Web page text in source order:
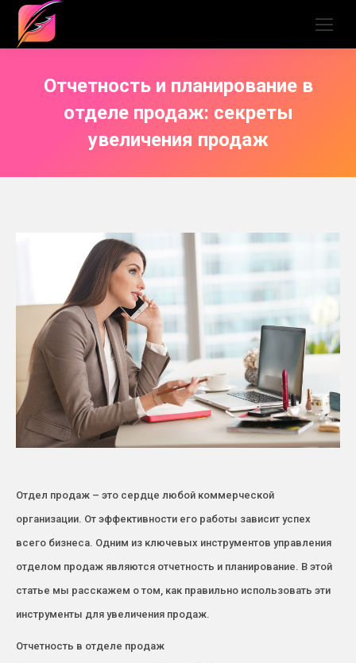
Отчетность и планирование в
отделе продаж: секреты
увеличения продаж
Отдел продаж – это сердце любой коммерческой
организации. От эффективности его работы зависит успех
всего бизнеса. Одним из ключевых инструментов управления
отделом продаж являются отчетность и планирование. В этой
статье мы расскажем о том, как правильно использовать эти
инструменты для увеличения продаж.
Отчетность в отделе продаж